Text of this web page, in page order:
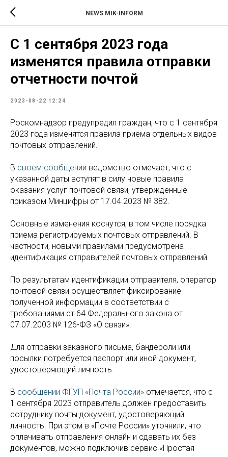
NEWS MIK-INFORM
С 1 сентября 2023 года
изменятся правила отправки
отчетности почтой
2023-08-22 12:24
Роскомнадзор предупредил граждан, что с 1 сентября
2023 года изменятся правила приема отдельных видов
почтовых отправлений.
В своем сообщении ведомство отмечает, что с
указанной даты вступят в силу новые правила
оказания услуг почтовой связи, утвержденные
приказом Минцифры от 17.04.2023 № 382.
Основные изменения коснутся, в том числе порядка
приема регистрируемых почтовых отправлений. В
частности, новыми правилами предусмотрена
идентификация отправителей почтовых отправлений.
По результатам идентификации отправителя, оператор
почтовой связи осуществляет фиксирование
полученной информации в соответствии с
требованиями ст.64 Федерального закона от
07.07.2003 № 126-ФЗ «О связи».
Для отправки заказного письма, бандероли или
посылки потребуется паспорт или иной документ,
удостоверяющий личность.
В сообщении ФГУП «Почта России» отмечается, что с
1 сентября 2023 отправитель должен предоставить
сотруднику почты документ, удостоверяющий
личность. При этом в «Почте России» уточнили, что
оплачивать отправления онлайн и сдавать их без
документов, можно подключив сервис «Простая